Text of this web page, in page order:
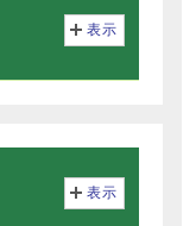
表示
表示